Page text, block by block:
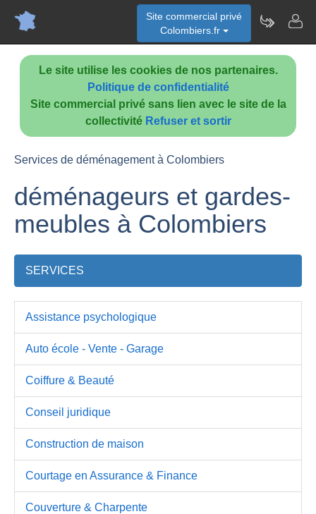
Le site utilise les cookies de nos partenaires.
Politique de confidentialité
Site commercial privé sans lien avec le site de la
collectivité Refuser et sortir
Site commercial privé
Colombiers.fr
Services de déménagement à Colombiers
déménageurs et gardes-
meubles à Colombiers
SERVICES
Assistance psychologique
Auto école - Vente - Garage
Coiffure & Beauté
Conseil juridique
Construction de maison
Courtage en Assurance & Finance
Couverture & Charpente